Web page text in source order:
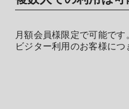
月額会員様限定で可能で
ビジター利用のお客様に